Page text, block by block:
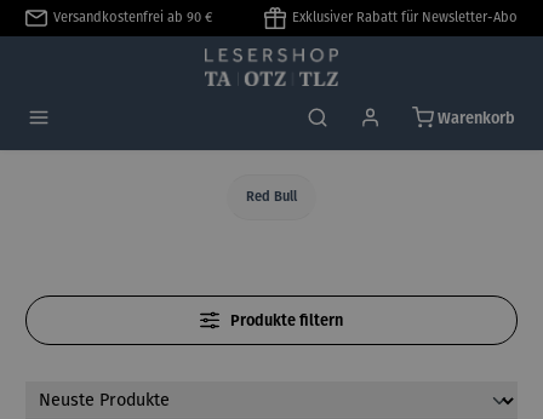
springen
Versandkostenfrei ab 90 € Exklusiver Rabatt für Newsletter-Abo
Warenkorb
Red Bull
Produkte filtern